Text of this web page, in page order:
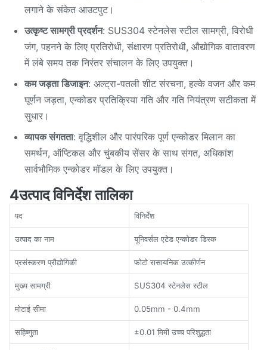
लगाने के संकेत आउटपुट।
उत्कृष्ट सामग्री प्रदर्शन: SUS304 स्टेनलेस स्टील सामग्री, विरोधी
जंग, पहनने के लिए प्रतिरोधी, संक्षारण प्रतिरोधी, औद्योगिक वातावरण
में लंबे समय तक निरंतर संचालन के लिए उपयुक्त।
कम जड़ता डिजाइन: अल्ट्रा-पतली शीट संरचना, हल्के वजन और कम
घूर्णन जड़ता, एन्कोडर प्रतिक्रिया गति और गति नियंत्रण सटीकता में
सुधार।
व्यापक संगतता: वृद्धिशील और पारंपरिक पूर्ण एन्कोडर मिलान का
समर्थन, ऑप्टिकल और चुंबकीय सेंसर के साथ संगत, अधिकांश
सार्वभौमिक एन्कोडर मॉडल के लिए उपयुक्त।
4उत्पाद विनिर्देश तालिका
पद विनिर्देश
उत्पाद का नाम यूनिवर्सल एटेड एन्कोडर डिस्क
प्रसंस्करण प्रौद्योगिकी फोटो रासायनिक उत्कीर्णन
मुख्य सामग्री SUS304 स्टेनलेस स्टील
मोटाई सीमा 0.05mm - 0.4mm
सहिष्णुता ±0.01 मिमी उच्च परिशुद्धता